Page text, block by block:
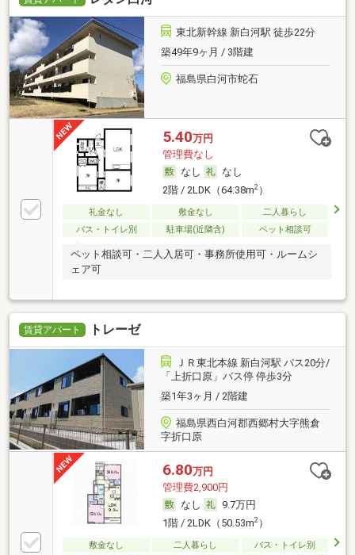
東北新幹線 新白河駅 徒歩22分
築49年9ヶ月 / 3階建
福島県白河市蛇石
5.40万円
管理費なし
なし
なし
2階 / 2LDK（64.38m2）
礼金なし 敷金なし
二人暮らし
バス・トイレ別
駐車場(近隣含) ペット相談可
ペット相談可・二人入居可・事務所使用可・ルームシ
ェア可
賃貸アパート トレーゼ
ＪＲ東北本線 新白河駅 バス20分/
「上折口原」バス停 停歩3分
築1年3ヶ月 / 2階建
福島県西白河郡西郷村大字熊倉
字折口原
6.80万円
管理費2,900円
なし
9.7万円
1階 / 2LDK（50.53m2）
敷金なし 二人暮らし
バス・トイレ別